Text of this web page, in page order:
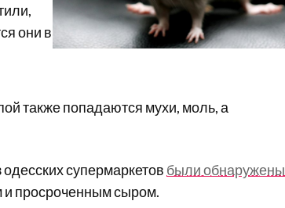
они в
также попадаются мухи, моль, а
супермаркетов были обнаружены
и просроченным сыром.